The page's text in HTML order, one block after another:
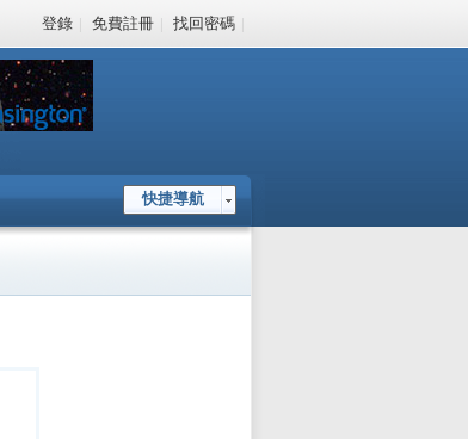
登錄 | 免費註冊 | 找回密碼 |
快捷導航